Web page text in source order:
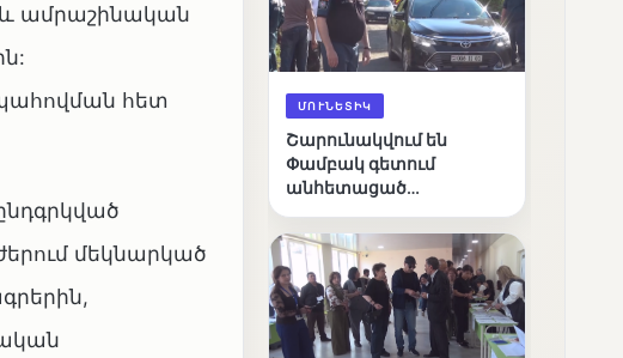
ամրաշինական
հետ
մեկնարկած
ՄՈՒՆԵՏԻԿ
Շարունակվում են
Փամբակ գետում
անհետացած
որոնողական
աշխատանքները